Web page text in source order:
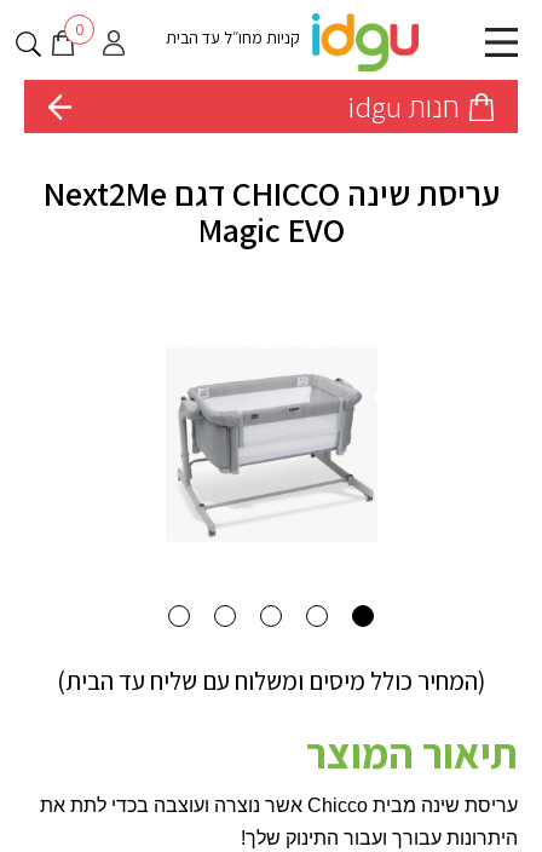
קניות מחו״ל עד הבית 0
חנות idgu
עריסת שינה CHICCO דגם Next2Me
Magic EVO
(המחיר כולל מיסים ומשלוח עם שליח עד הבית)
תיאור המוצר
עריסת שינה מבית Chicco אשר נוצרה ועוצבה בכדי לתת את
היתרונות עבורך ועבור התינוק שלך!